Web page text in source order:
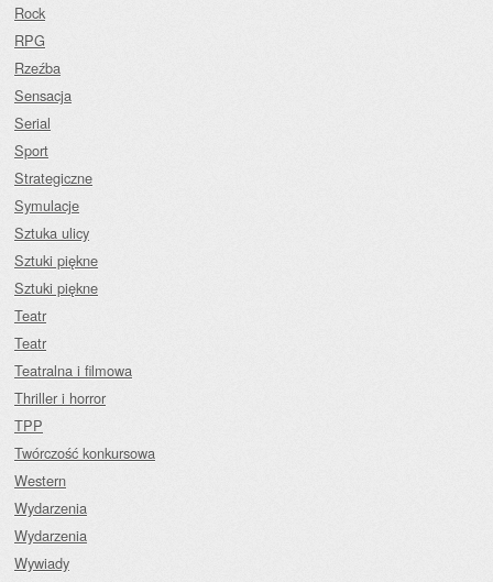
Rock
RPG
Rzeźba
Sensacja
Serial
Sport
Strategiczne
Symulacje
Sztuka ulicy
Sztuki piękne
Sztuki piękne
Teatr
Teatr
Teatralna i filmowa
Thriller i horror
TPP
Twórczość konkursowa
Western
Wydarzenia
Wydarzenia
Wywiady